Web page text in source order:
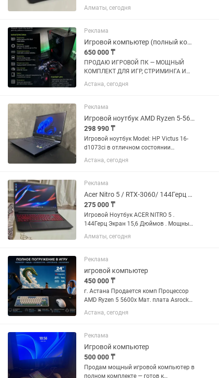
Пользовались бережно и аккуратно.
15,6 Дюймовый Full HD Экран 144Герц
AMD Ryzen 5 5600H...
Алматы, сегодня
Реклама
Игровой компьютер (полный комплект)
650 000 ₸
ПРОДАЮ ИГРОВОЙ ПК — МОЩНЫЙ
КОМПЛЕКТ ДЛЯ ИГР, СТРИМИНГА И
РАБОТЫ Продаю игровой компьютер в
отличном состоянии. Мощная сборка,
Отлично подойдет как для
современных...
Астана, сегодня
Реклама
Игровой ноутбук AMD Ryzen 5-5600H/RAM 16Gb DDR4/SSD 1000Gb/RTX 3060 GDDR6
298 990 ₸
Игровой ноутбук Model: HP Victus 16-
d1073ci в отличном состоянии
Подойдет для: Игр такие как Cs go,
Dota 2, Pubg, Fortnite, GTA 5, Cyberpunk
графикой - Corel...
Астана, сегодня
Реклама
Acer Nitro 5 / RTX-3060/ 144Герц Экран / Игровой
275 000 ₸
Игровой Ноутбук ACER NITRO 5 .
144Герц Экран 15,6 Дюймов . Мощный
ноутбук Подойдет для любых задач
Потянет все топ игры и программы .
Алматы, сегодня
Реклама
игровой компьютер
450 000 ₸
г. Астана Продается комп Процессор
AMD Ryzen 5 5600x Мат. плата Asrock
B550m Pro4 Видеокарта Palit RTX 3060
12 gb Оперативная память Trident RGB
series XN240...
Астана, сегодня
Реклама
Игровой компьютер
500 000 ₸
Продам мощный игровой компьютер в
полном комплекте — готов к